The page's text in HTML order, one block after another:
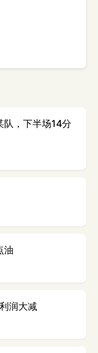
队，下半场14分
油
润大减